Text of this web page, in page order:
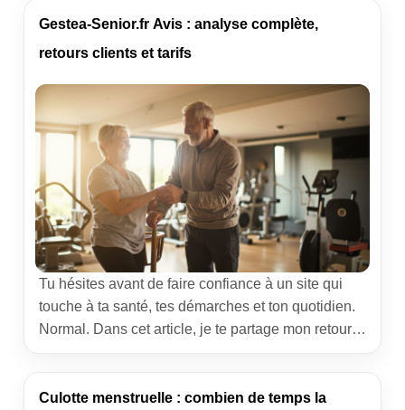
entraînements. Je te partage ici ce que j’observe
au quotidien […]
Gestea-Senior.fr Avis : analyse complète,
retours clients et tarifs
Tu hésites avant de faire confiance à un site qui
touche à ta santé, tes démarches et ton quotidien.
Normal. Dans cet article, je te partage mon retour
Gestea‑Senior.fr avis clair, des retours
Culotte menstruelle : combien de temps la